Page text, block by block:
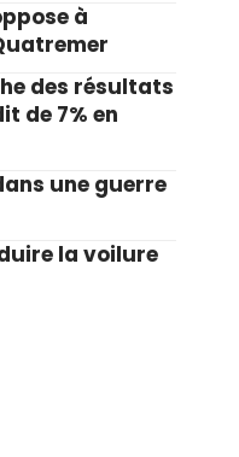
à
des résultats
de 7% en
une guerre
la voilure